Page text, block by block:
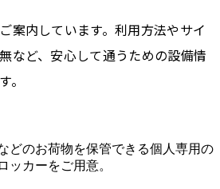
案内しています。利用方法やサイ
など、安心して通うための設備情
。
どのお荷物を保管できる個人専用の
ッカーをご用意。